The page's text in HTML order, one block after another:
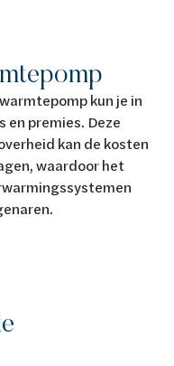
kun je in
en premies. Deze
kan de kosten
waardoor het